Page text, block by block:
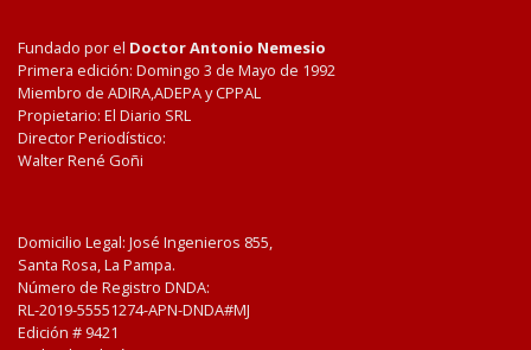
Fundado por el Doctor Antonio Nemesio
Primera edición: Domingo 3 de Mayo de 1992
Miembro de ADIRA,ADEPA y CPPAL
Propietario: El Diario SRL
Director Periodístico:
Walter René Goñi
Domicilio Legal: José Ingenieros 855,
Santa Rosa, La Pampa.
Número de Registro DNDA:
RL-2019-55551274-APN-DNDA#MJ
Edición # 9421